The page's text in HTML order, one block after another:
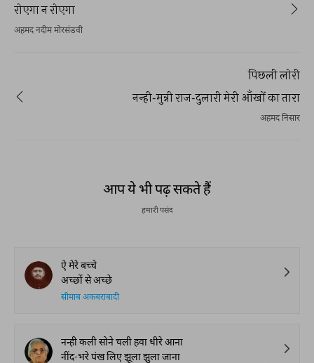
रोएगा न रोएगा
अहमद नदीम मोरसंडवी
पिछली लोरी
नन्ही-मुन्नी राज-दुलारी मेरी आँखों का तारा
अहमद निसार
आप ये भी पढ़ सकते हैं
हमारी पसंद
ऐ मेरे बच्चे
अच्छों से अच्छे
सीमाब अकबराबादी
नन्ही कली सोने चली हवा धीरे आना
नींद-भरे पंख लिए झूला झुला जाना